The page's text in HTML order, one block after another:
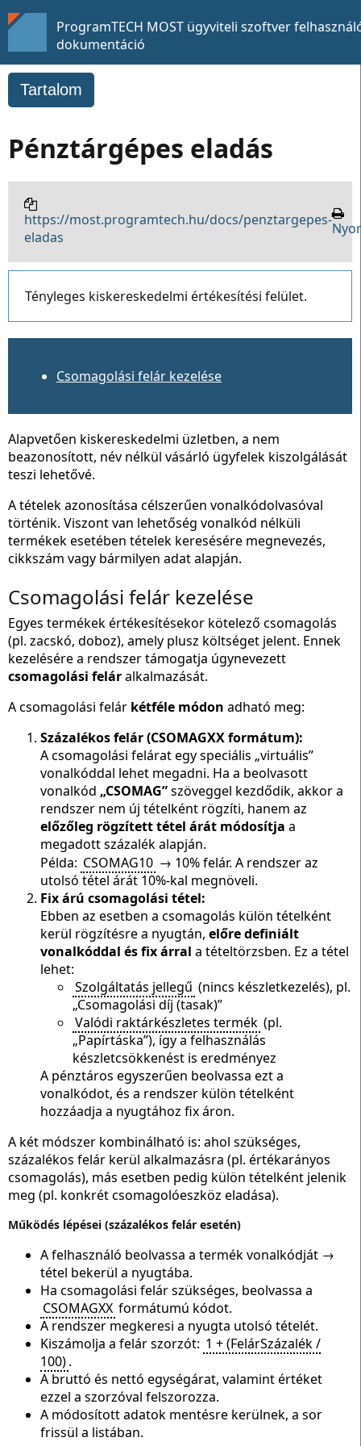
ProgramTECH MOST ügyviteli szoftver
dokumentáció
Tartalom
Pénztárgépes eladás
https://most.programtech.hu/docs/penztargepes-
eladas
Tényleges kiskereskedelmi értékesítési felület.
Csomagolási felár kezelése
Alapvetően kiskereskedelmi üzletben, a nem
beazonosított, név nélkül vásárló ügyfelek kiszolgálását
teszi lehetővé.
A tételek azonosítása célszerűen vonalkódolvasóval
történik. Viszont van lehetőség vonalkód nélküli
termékek esetében tételek keresésére megnevezés,
cikkszám vagy bármilyen adat alapján.
Csomagolási felár kezelése
Egyes termékek értékesítésekor kötelező csomagolás
(pl. zacskó, doboz), amely plusz költséget jelent. Ennek
kezelésére a rendszer támogatja úgynevezett
csomagolási feláralkalmazását.
A csomagolási felár kétféle módon adható meg:
Százalékos felár (CSOMAGXX formátum):
A csomagolási felárat egy speciális „virtuális”
vonalkóddal lehet megadni. Ha a beolvasott
vonalkód „CSOMAG”szöveggel kezdődik, akkor a
rendszer nem új tételként rögzíti, hanem az
előzőleg rögzített tétel árát módosítja a
megadott százalék alapján.
Példa: CSOMAG10 → 10% felár. A rendszer az
utolsó tétel árát 10%-kal megnöveli.
Fix árú csomagolási tétel:
Ebben az esetben a csomagolás külön tételként
kerül rögzítésre a nyugtán, előre definiált
vonalkóddal és fix árral a tételtörzsben. Ez a tétel
lehet:
Szolgáltatás jellegű (nincs készletkezelés), pl.
„Csomagolási díj (tasak)”
Valódi raktárkészletes termék (pl.
„Papírtáska”), így a felhasználás
készletcsökkenést is eredményez
A pénztáros egyszerűen beolvassa ezt a
vonalkódot, és a rendszer külön tételként
hozzáadja a nyugtához fix áron.
A két módszer kombinálható is: ahol szükséges,
százalékos felár kerül alkalmazásra (pl. értékarányos
csomagolás), más esetben pedig külön tételként jelenik
meg (pl. konkrét csomagolóeszköz eladása).
Működés lépései (százalékos felár esetén)
A felhasználó beolvassa a termék vonalkódját →
tétel bekerül a nyugtába.
Ha csomagolási felár szükséges, beolvassa a
CSOMAGXX formátumú kódot.
A rendszer megkeresi a nyugta utolsó tételét.
Kiszámolja a felár szorzót: 1 + (FelárSzázalék /
100).
A bruttó és nettó egységárat, valamint értéket
ezzel a szorzóval felszorozza.
A módosított adatok mentésre kerülnek, a sor
frissül a listában.